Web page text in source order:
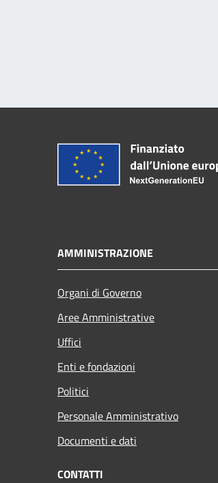
AMMINISTRAZIONE
Organi di Governo
Aree Amministrative
Uffici
Enti e fondazioni
Politici
Personale Amministrativo
Documenti e dati
CONTATTI